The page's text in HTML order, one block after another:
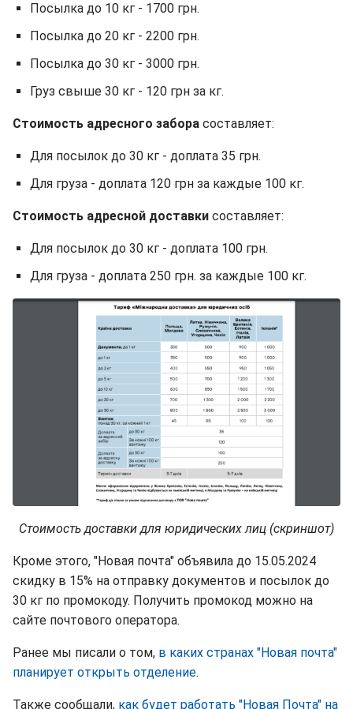
Посылка до 10 кг - 1700 грн.
Посылка до 20 кг - 2200 грн.
Посылка до 30 кг - 3000 грн.
Груз свыше 30 кг - 120 грн за кг.
Стоимость адресного забора составляет:
Для посылок до 30 кг - доплата 35 грн.
Для груза - доплата 120 грн за каждые 100 кг.
Стоимость адресной доставки составляет:
Для посылок до 30 кг - доплата 100 грн.
Для груза - доплата 250 грн. за каждые 100 кг.
Стоимость доставки для юридических лиц (скриншот)
Кроме этого, "Новая почта" объявила до 15.05.2024
скидку в 15% на отправку документов и посылок до
30 кг по промокоду. Получить промокод можно на
сайте почтового оператора.
Ранее мы писали о том, в каких странах "Новая почта"
планирует открыть отделение.
Также сообщали, как будет работать "Новая Почта" на